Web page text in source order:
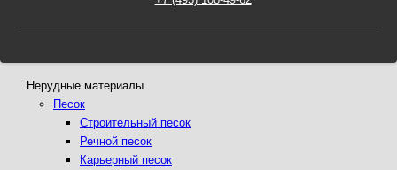
Нерудные материалы
Песок
Строительный песок
Речной песок
Карьерный песок